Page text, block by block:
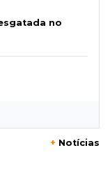
no
e
+ Notícias